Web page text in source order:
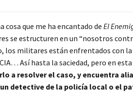
cosa que me ha encantado de El
se estructuren en un “nosotros
los militares están enfrentados con
Así hasta la saciedad, pero en
a resolver el caso, y encuentra
detective de la policía local o el